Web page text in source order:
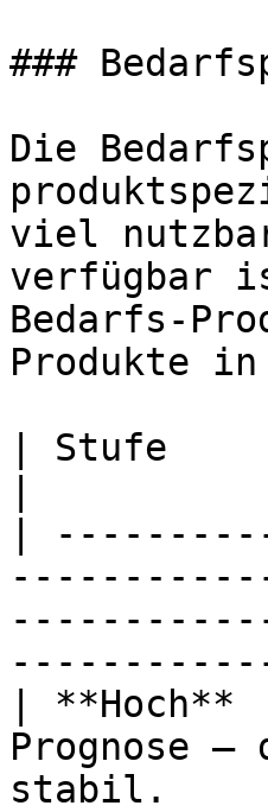
###
Die
viel
verfügbar
Bedarfs-
Produkte
| Stufe
|
|
Prognose
stabil.